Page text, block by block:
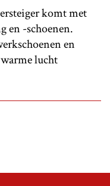
komt met
en -schoenen.
en
lucht